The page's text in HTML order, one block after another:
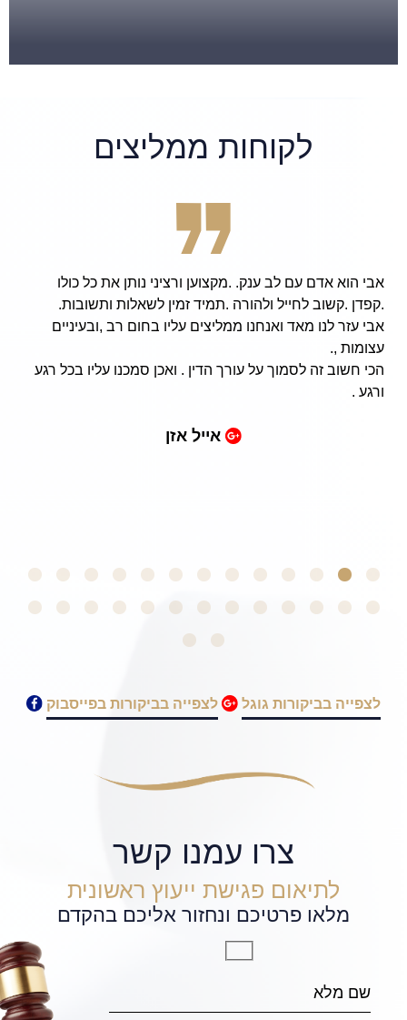
לקוחות ממליצים
אבי הוא אדם עם לב ענק. .מקצוען ורציני נותן את כל כולו
.קפדן .קשוב לחייל ולהורה .תמיד זמין לשאלות ותשובות.
אבי עזר לנו מאד ואנחנו ממליצים עליו בחום רב ,ובעיניים
עצומות ,.
הכי חשוב זה לסמוך על עורך הדין . ואכן סמכנו עליו בכל רגע
ורגע .
אייל אזן
לצפייה בביקורות גוגל לצפייה בביקורות בפייסבוק
צרו עמנו קשר
לתיאום פגישת ייעוץ ראשונית
מלאו פרטיכם ונחזור אליכם בהקדם